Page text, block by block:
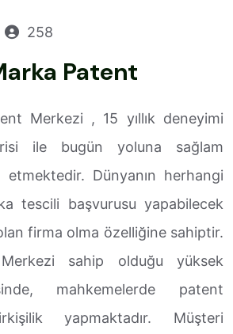
258
Patent
Merkezi , 15 yıllık deneyimi
ile bugün yoluna sağlam
etmektedir. Dünyanın herhangi
tescili başvurusu yapabilecek
firma olma özelliğine sahiptir.
sahip olduğu yüksek
mahkemelerde patent
yapmaktadır. Müşteri